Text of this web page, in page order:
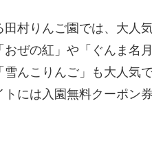
村りんご園では、大人
ぜの紅」や「ぐんま名
んこりんご」も大人気
には入園無料クーポン